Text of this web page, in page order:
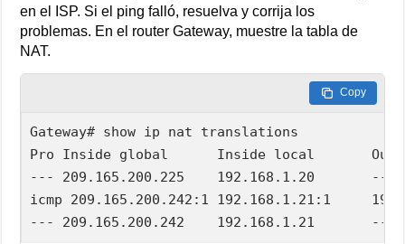
en el ISP. Si el ping falló, resuelva y corrija los
problemas. En el router Gateway, muestre la tabla de
NAT.
Copy
Gateway# show ip nat translations
Pro Inside global      Inside local
--- 209.165.200.225    192.168.1.20
icmp 209.165.200.242:1 192.168.1.21:1
--- 209.165.200.242    192.168.1.21